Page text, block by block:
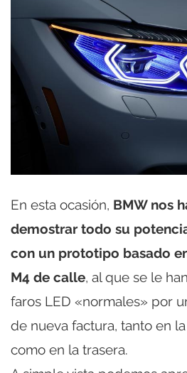
En esta ocasión, BMW nos
demostrar todo su
con un prototipo basado
M4 de calle, al que se le
faros LED «normales» por
de nueva factura, tanto en
como en la trasera.